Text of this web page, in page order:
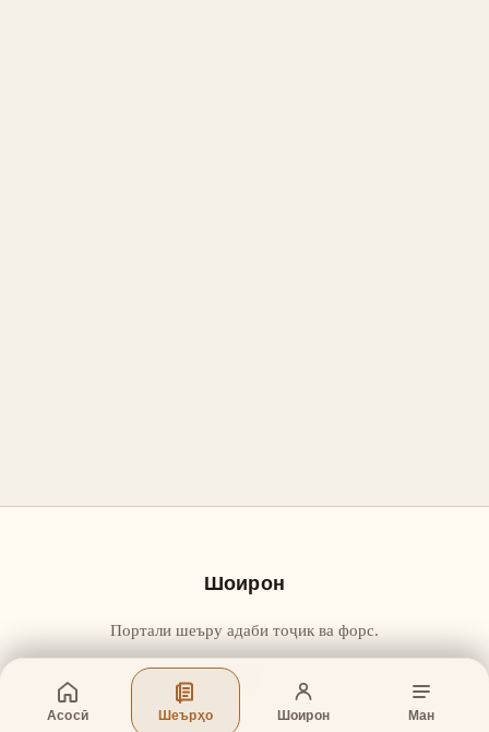
Асосӣ Шеърҳо Шоирон Ман
Шоирон
Портали шеъру адаби тоҷик ва форс.